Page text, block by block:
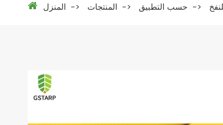
المنزل المنتجات حسب التطبيق